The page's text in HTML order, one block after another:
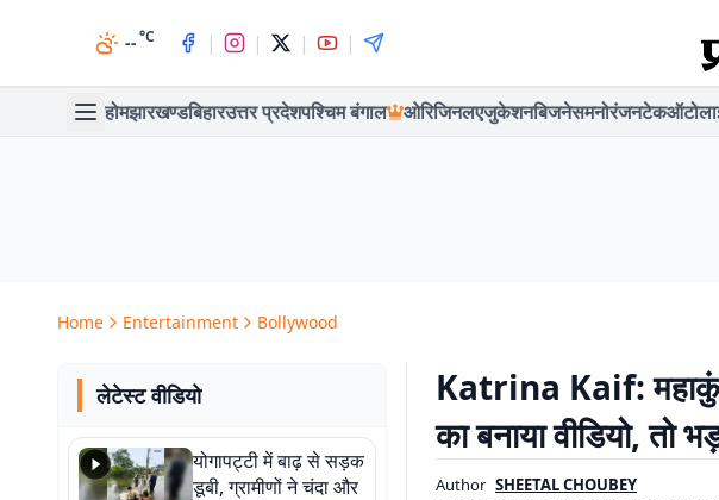
--°C | | | |
होमझारखण्डबिहारउत्तर प्रदेशपश्चिम बंगाल ओरिजिनलएजुकेशनबिजनेसमनोरंजनटेकऑटो
Home Entertainment Bollywood
लेटेस्ट वीडियो
योगापट्टी में बाढ़ से सड़क
डूबी, ग्रामीणों ने चंदा और
Katrina Kaif:
का बनाया वीडियो, तो
Author SHEETAL CHOUBEY